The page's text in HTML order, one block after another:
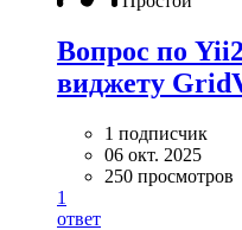
Вопрос по
виджету
1 подписчик
06 окт. 2025
250 просмотров
1
ответ